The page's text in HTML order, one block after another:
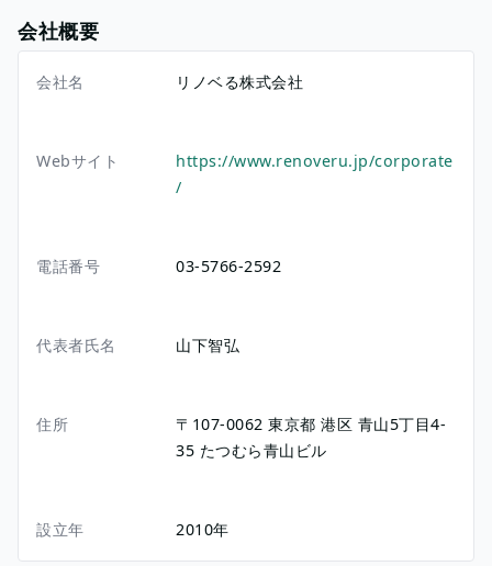
会社概要
会社名 リノベる株式会社
Webサイト
https://www.renoveru.jp/corporate
/
電話番号 03-5766-2592
代表者氏名 山下智弘
住所 〒107-0062東京都港区 青山5丁目4‐
35 たつむら青山ビル
設立年 2010年